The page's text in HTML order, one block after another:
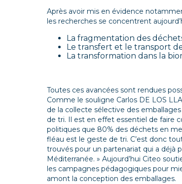
Après avoir mis en évidence
les recherches se concentrent
La fragmentation des
Le transfert et le transport
La transformation dans la
Toutes ces avancées sont rendues
Comme le souligne Carlos DE LOS
de la collecte sélective des
de tri. Il est en effet essentiel de faire
politiques que 80% des déchets en
fléau est le geste de tri. C’est donc
trouvés pour un partenariat qui a déjà
Méditerranée. » Aujourd’hui Citeo
les campagnes pédagogiques pour
amont la conception des emballages.